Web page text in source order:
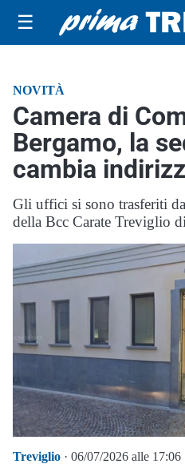
☰
NOVITÀ
Camera di
Bergamo, la
cambia
Gli uffici si sono trasferiti
della Bcc Carate Treviglio
Treviglio · 06/07/2026 alle 17:06